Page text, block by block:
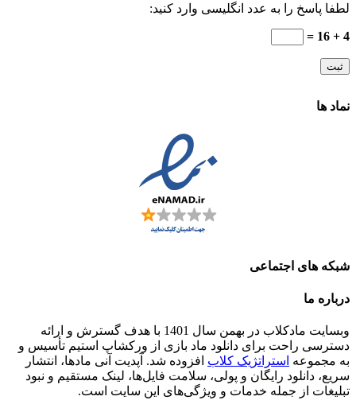
لطفا پاسخ را به عدد انگلیسی وارد کنید:
4 + 16 =
نماد ها
شبکه های اجتماعی
درباره ما
وبسایت مادکلاب در بهمن سال 1401 با هدف گسترش و ارائه
دسترسی راحت برای دانلود ماد بازی از ورکشاپ استیم تأسیس و
به مجموعه استراتژیک کلاب افزوده شد. آپدیت آنی مادها، انتشار
سریع، دانلود رایگان و پولی، سلامت فایل‌ها، لینک مستقیم و نبود
تبلیغات از جمله خدمات و ویژگی‌های این سایت است.